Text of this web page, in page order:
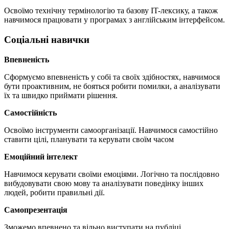
Освоїмо технічну термінологію та базову IT-лексику, а також
навчимося працювати у програмах з англійським інтерфейсом.
Соціальні навички
Впевненість
Сформуємо впевненість у собі та своїх здібностях, навчимося
бути проактивним, не бояться робити помилки, а аналізувати
їх та швидко приймати рішення.
Самостійність
Освоїмо інструменти самоорганізації. Навчимося самостійно
ставити цілі, планувати та керувати своїм часом
Емоційний інтелект
Навчимося керувати своїми емоціями. Логічно та послідовно
вибудовувати свою мову та аналізувати поведінку інших
людей, робити правильні дії.
Самопрезентація
Зможемо впевнено та вільно виступати на публіці.